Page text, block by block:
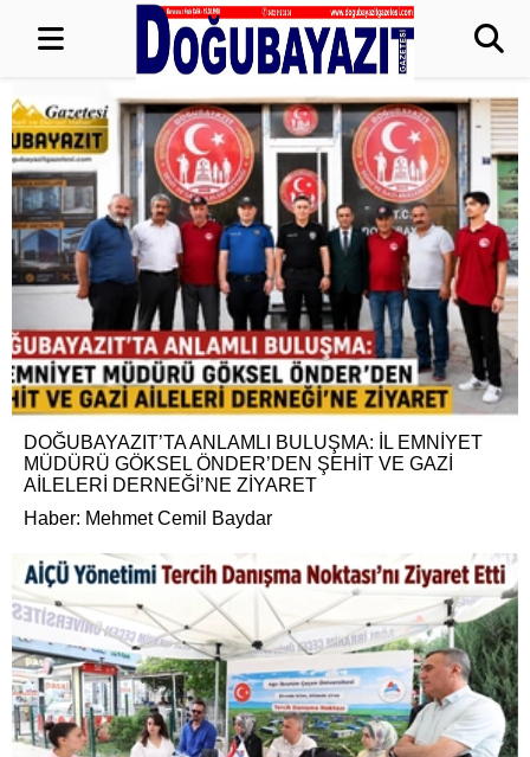
DOĞUBAYAZIT’TA ANLAMLI BULUŞMA: İL EMNİYET
MÜDÜRÜ GÖKSEL ÖNDER’DEN ŞEHİT VE GAZİ
AİLELERİ DERNEĞİ’NE ZİYARET
Haber: Mehmet Cemil Baydar